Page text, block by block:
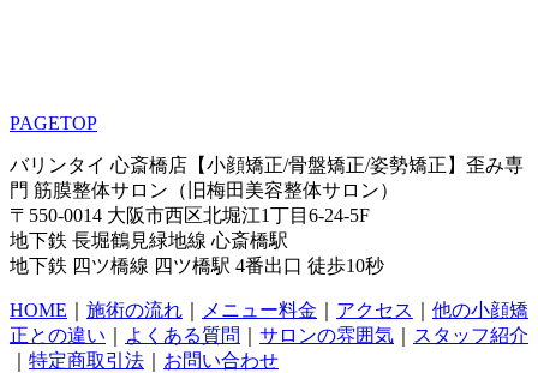
PAGETOP
バリンタイ 心斎橋店【小顔矯正/骨盤矯正/姿勢矯正】歪み専
門 筋膜整体サロン（旧梅田美容整体サロン）
〒550-0014 大阪市西区北堀江1丁目6-24-5F
地下鉄 長堀鶴見緑地線 心斎橋駅
地下鉄 四ツ橋線 四ツ橋駅 4番出口 徒歩10秒
HOME 施術の流れ メニュー料金 アクセス
他の小顔矯
正との違い
よくある質問 サロンの雰囲気
スタッフ紹介
特定商取引法 お問い合わせ